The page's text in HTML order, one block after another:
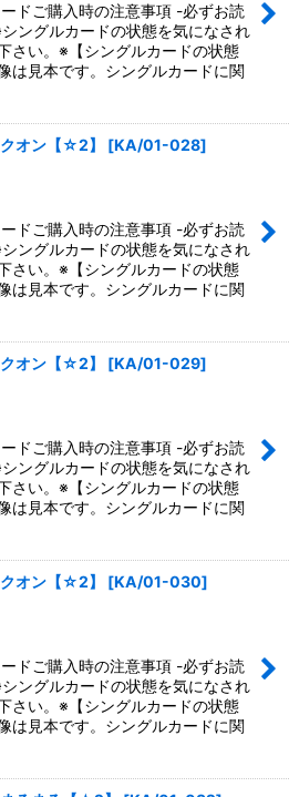
ドご購入時の注意事項 -必ずお読
ングルカードの状態を気になされ
さい。※【シングルカードの状態
は見本です。シングルカードに関
オン【☆2】 [KA/01-028]
ドご購入時の注意事項 -必ずお読
ングルカードの状態を気になされ
さい。※【シングルカードの状態
は見本です。シングルカードに関
オン【☆2】 [KA/01-029]
ドご購入時の注意事項 -必ずお読
ングルカードの状態を気になされ
さい。※【シングルカードの状態
は見本です。シングルカードに関
オン【☆2】 [KA/01-030]
ドご購入時の注意事項 -必ずお読
ングルカードの状態を気になされ
さい。※【シングルカードの状態
は見本です。シングルカードに関